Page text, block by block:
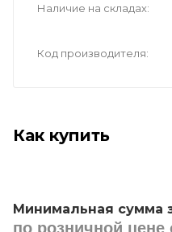
Наличие на складах
Код производителя
Как купить
Минимальная сумма